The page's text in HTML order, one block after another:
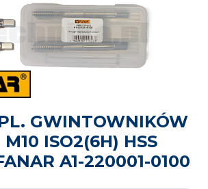
GWINTOWNIKÓW
ISO2(6H) HSS
A1-220001-0100